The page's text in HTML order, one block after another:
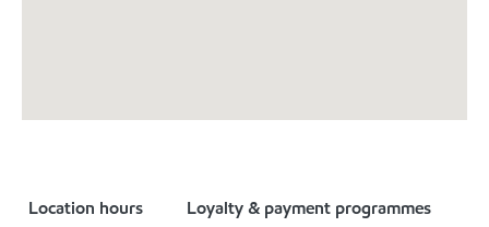
Location hours Loyalty & payment programmes